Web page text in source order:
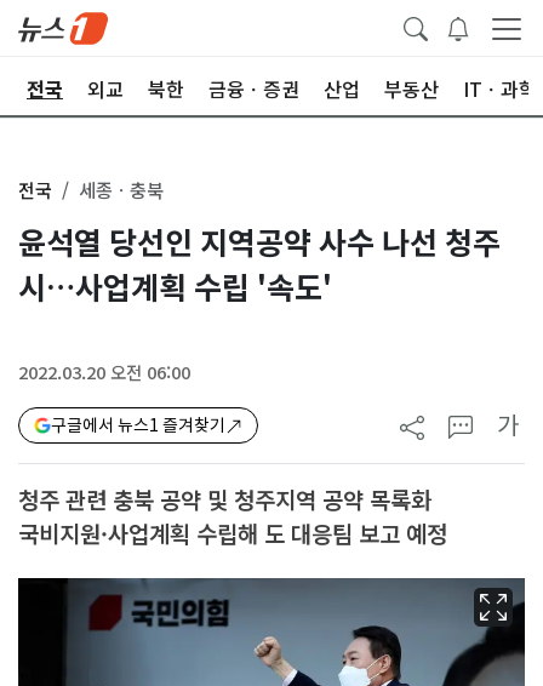
전국 외교 북한 금융ㆍ증권 산업 부동산 ITㆍ과학
전국 세종ㆍ충북
윤석열 당선인 지역공약 사수 나선 청주
시…사업계획 수립 '속도'
2022.03.20 오전 06:00
구글에서 뉴스1 즐겨찾기 가
청주 관련 충북 공약 및 청주지역 공약 목록화
국비지원·사업계획 수립해 도 대응팀 보고 예정